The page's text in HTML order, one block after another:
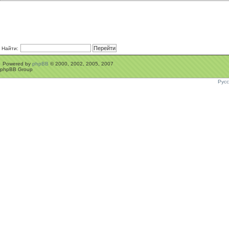
Найти:
Powered by phpBB © 2000, 2002, 2005, 2007
phpBB Group